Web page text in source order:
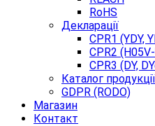
RoHS
Декларації
CPR1 (YDY,
CPR2
CPR3 (DY,
Каталог продукції
GDPR (RODO)
Магазин
Контакт